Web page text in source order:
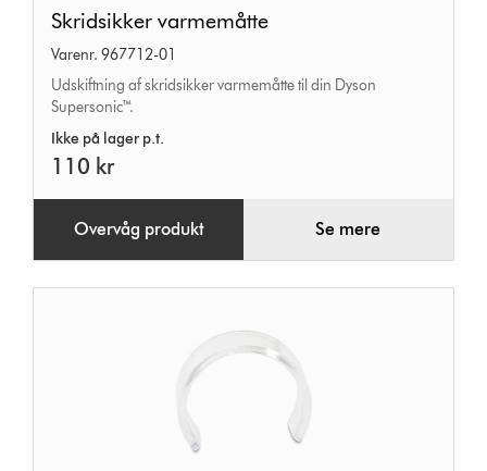
varmemåtte
Skridsikker varmemåtte
Varenr. 967712-01
Udskiftning af skridsikker varmemåtte til din Dyson
Supersonic™.
Ikke på lager p.t.
110 kr
Overvåg produkt Se mere